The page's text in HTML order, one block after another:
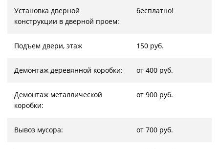
Установка дверной
конструкции в дверной проем:
бесплатно!
Подъем двери, этаж 150 руб.
Демонтаж деревянной коробки: от 400 руб.
Демонтаж металлической
коробки:
от 900 руб.
Вывоз мусора: от 700 руб.